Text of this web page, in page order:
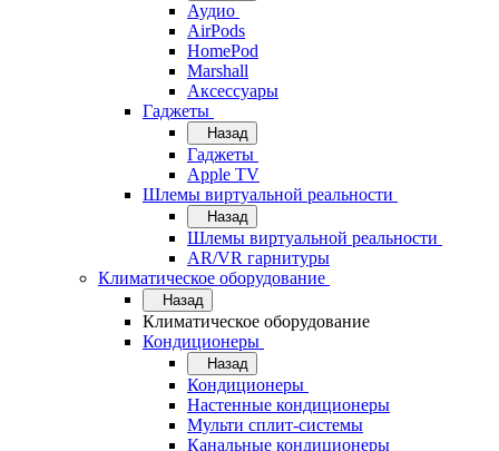
Аудио
AirPods
HomePod
Marshall
Аксессуары
Гаджеты
Назад
Гаджеты
Apple TV
Шлемы виртуальной реальности
Назад
Шлемы виртуальной реальности
AR/VR гарнитуры
Климатическое оборудование
Назад
Климатическое оборудование
Кондиционеры
Назад
Кондиционеры
Настенные кондиционеры
Мульти сплит-системы
Канальные кондиционеры